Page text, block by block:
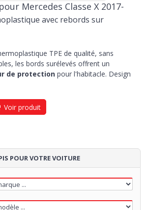
Mercedes Classe X 2017-
avec rebords sur
TPE de qualité, sans
les bords surélevés offrent un
de protection pour l'habitacle. Design
Voir produit
POUR VOTRE VOITURE